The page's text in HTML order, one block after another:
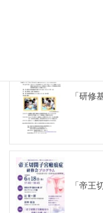
「研修
「帝王